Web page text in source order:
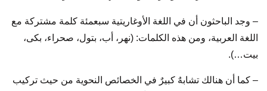
– وجد الباحثون أن في اللغة الأوغاريتية سبعمئة كلمة مشتركة مع
اللغة العربية، ومن هذه الكلمات: (نهر، أب، بتول، صحراء، بكى،
بيت…).
– كما أن هنالك تشابهٌ كبيرٌ في الخصائص النحوية من حيث تركيب